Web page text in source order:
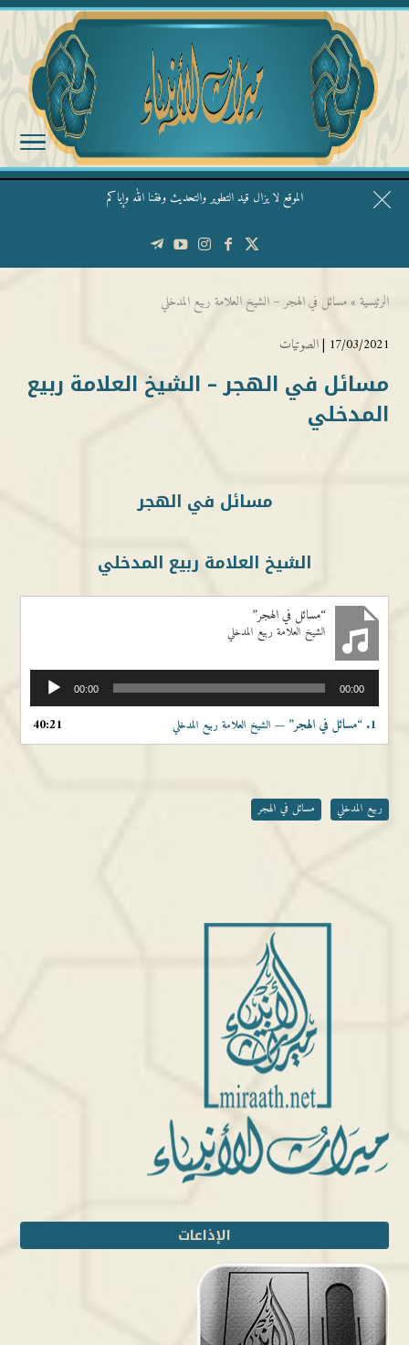
الموقع لا يزال قيد التطوير والتحديث وفقنا الله وإياكم
قال الشيخ ربيع وفقه الله: نحن ليس عندنا تقديس الأشخاص
الرئيسية » مسائل في الهجر – الشيخ العلامة ربيع المدخلي
17/03/2021 | الصوتيات
مسائل في الهجر – الشيخ العلامة ربيع
المدخلي
مسائل في الهجر
الشيخ العلامة ربيع المدخلي
“مسائل في الهجر”
الشيخ العلامة ربيع المدخلي
الصوت
00:00 00:00
1. “مسائل في الهجر” — الشيخ العلامة ربيع المدخلي 40:21
ربيع المدخلي مسائل في الهجر
الإذاعات